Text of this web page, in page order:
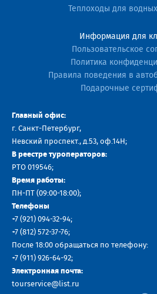
Теплоходы для
Информация для
Пользовательское
Политика
Правила поведения в
Подарочные
Главный офис:
г. Санкт-Петербург,
Невский проспект., д.53, оф.14H;
В реестре туроператоров:
РТО 019546;
Время работы:
ПН-ПТ (09:00-18:00);
Телефоны
+7 (921) 094-32-94;
+7 (812) 572-37-76;
После 18:00 обращаться по телефону:
+7 (911) 926-64-92;
Электронная почта:
tourservice@list.ru